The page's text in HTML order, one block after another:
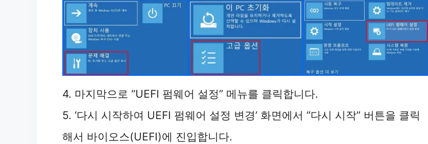
4. 마지막으로 “UEFI 펌웨어 설정” 메뉴를 클릭합니다.
5. ‘다시 시작하여 UEFI 펌웨어 설정 변경’ 화면에서 “다시 시작” 버튼을 클릭
해서 바이오스(UEFI)에 진입합니다.